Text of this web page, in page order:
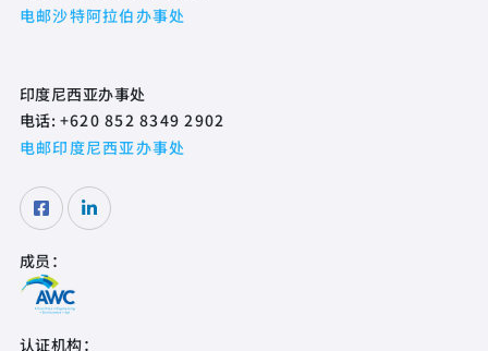
电邮沙特阿拉伯办事处
印度尼西亚办事处
电话: +620 852 8349 2902
电邮印度尼西亚办事处
成员：
认证机构：